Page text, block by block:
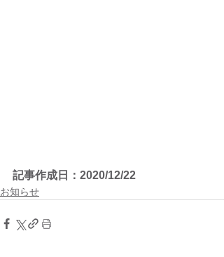
記事作成日：2020/12/22
お知らせ